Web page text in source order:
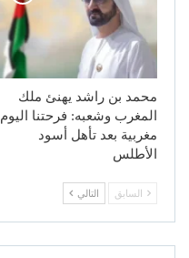
محمد بن راشد يهنئ ملك
المغرب وشعبه: فرحتنا اليوم
مغربية بعد تأهل أسود
الأطلس
السابق التالي